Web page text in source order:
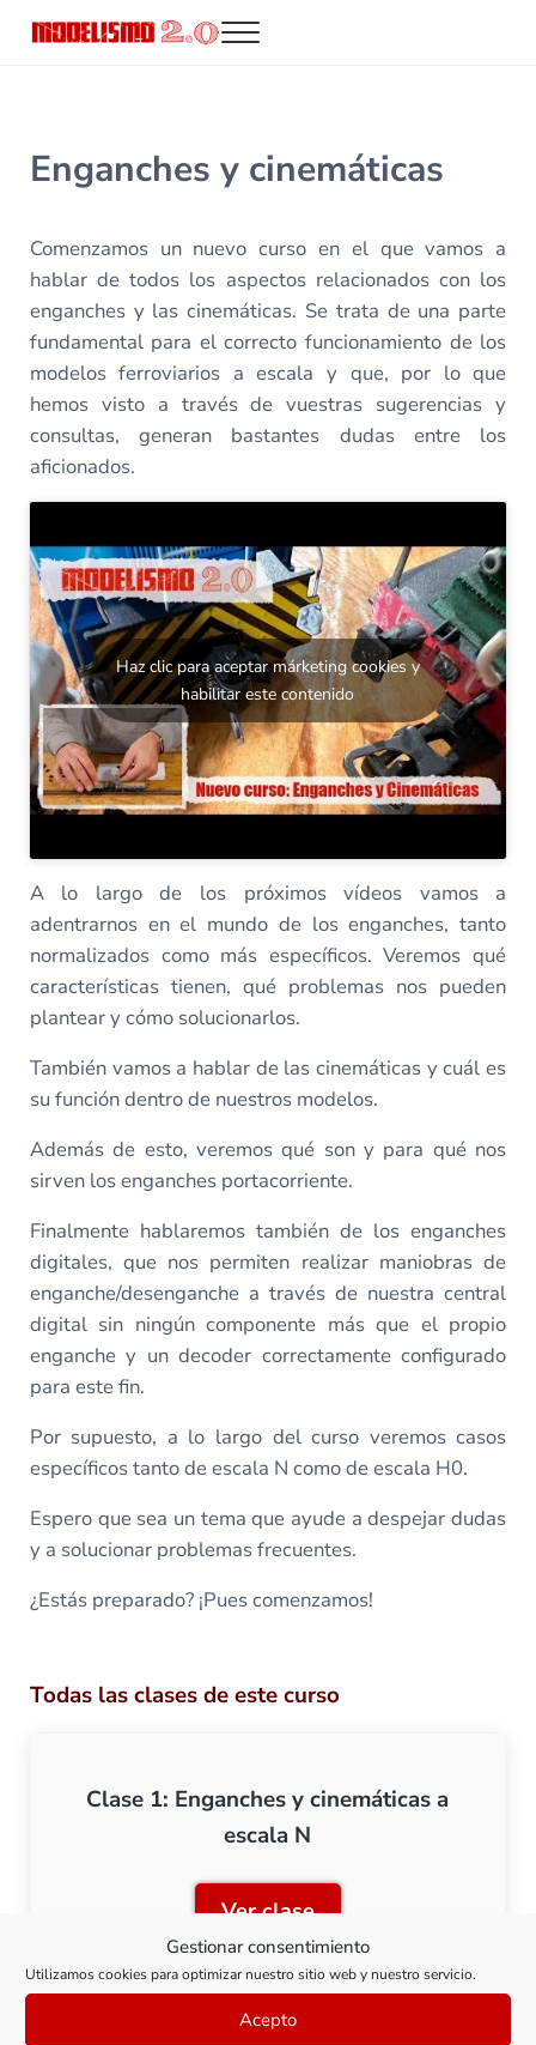
Gestionar consentimiento
Utilizamos cookies para optimizar nuestro sitio web y nuestro servicio.
Acepto
Menu
Enganches y cinemáticas
Comenzamos un nuevo curso en el que vamos a
hablar de todos los aspectos relacionados con los
enganches y las cinemáticas. Se trata de una parte
fundamental para el correcto funcionamiento de los
modelos ferroviarios a escala y que, por lo que
hemos visto a través de vuestras sugerencias y
consultas, generan bastantes dudas entre los
aficionados.
Haz clic para aceptar márketing cookies y
habilitar este contenido
A lo largo de los próximos vídeos vamos a
adentrarnos en el mundo de los enganches, tanto
normalizados como más específicos. Veremos qué
características tienen, qué problemas nos pueden
plantear y cómo solucionarlos.
También vamos a hablar de las cinemáticas y cuál es
su función dentro de nuestros modelos.
Además de esto, veremos qué son y para qué nos
sirven los enganches portacorriente.
Finalmente hablaremos también de los enganches
digitales, que nos permiten realizar maniobras de
enganche/desenganche a través de nuestra central
digital sin ningún componente más que el propio
enganche y un decoder correctamente configurado
para este fin.
Por supuesto, a lo largo del curso veremos casos
específicos tanto de escala N como de escala H0.
Espero que sea un tema que ayude a despejar dudas
y a solucionar problemas frecuentes.
¿Estás preparado? ¡Pues comenzamos!
Todas las clases de este curso
Clase 1: Enganches y cinemáticas a
escala N
Ver claseClase 1: Enganches y